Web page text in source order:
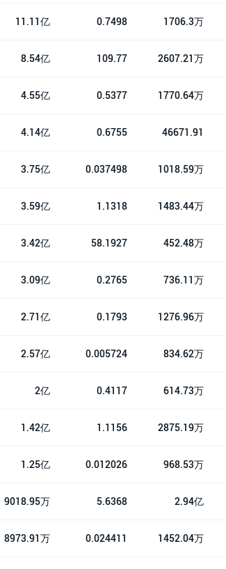
11.11亿 0.7498 1706.3万
8.54亿 109.77 2607.21万
4.55亿 0.5377 1770.64万
4.14亿 0.6755 46671.91
3.75亿 0.037498 1018.59万
3.59亿 1.1318 1483.44万
3.42亿 58.1927 452.48万
3.09亿 0.2765 736.11万
2.71亿 0.1793 1276.96万
2.57亿 0.005724 834.62万
2亿 0.4117 614.73万
1.42亿 1.1156 2875.19万
1.25亿 0.012026 968.53万
9018.95万 5.6368 2.94亿
8973.91万 0.024411 1452.04万